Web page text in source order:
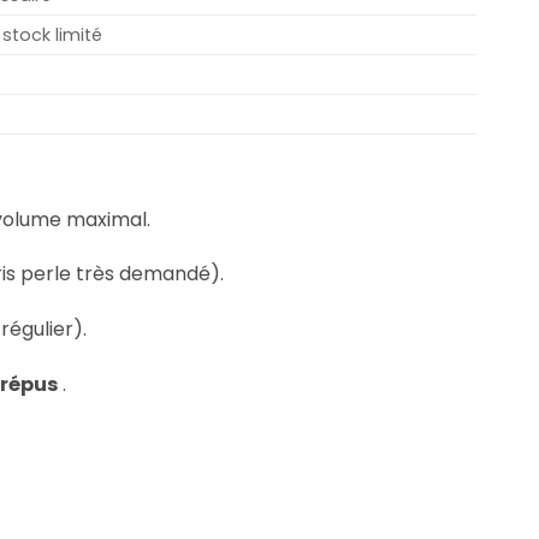
limité
maximal.
perle très demandé).
.